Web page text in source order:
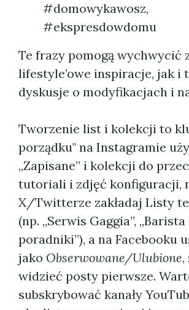
#domowykawosz,
#ekspresdowdomu
Te frazy pomogą wychwycić
lifestyle’owe inspiracje, jak i
dyskusje o modyfikacjach i
Tworzenie list i kolekcji to
porządku" na Instagramie
„Zapisane” i kolekcji do
tutoriali i zdjęć konfiguracji,
X/Twitterze zakładaj Listy
(np. „Serwis Gaggia”, „Barista
poradniki”), a na Facebooku
jako Obserwowane/Ulubione,
widzieć posty pierwsze.
subskrybować kanały